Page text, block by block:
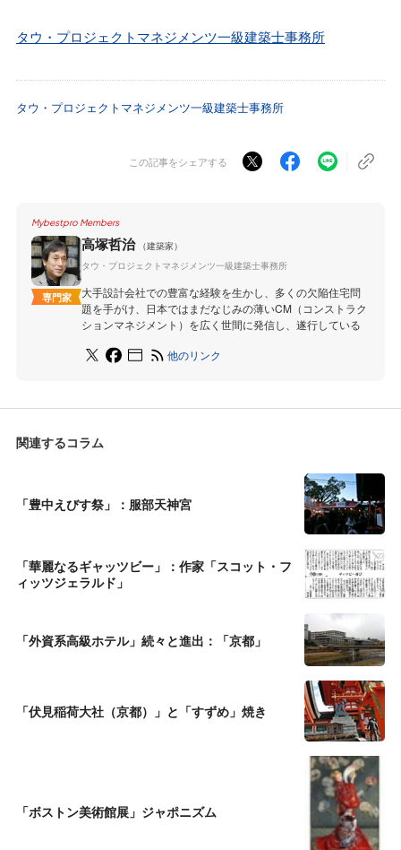
タウ・プロジェクトマネジメンツ一級建築士事務所
タウ・プロジェクトマネジメンツ一級建築士事務所
この記事をシェアする
Mybestpro Members
専門家
高塚哲治
（建築家）
タウ・プロジェクトマネジメンツ一級建築士事務所
大手設計会社での豊富な経験を生かし、多くの欠陥住宅問
題を手がけ、日本ではまだなじみの薄いCM（コンストラク
ションマネジメント）を広く世間に発信し、遂行している
他のリンク
関連するコラム
「豊中えびす祭」：服部天神宮
「華麗なるギャッツビー」：作家「スコット・フ
ィッツジェラルド」
「外資系高級ホテル」続々と進出：「京都」
「伏見稲荷大社（京都）」と「すずめ」焼き
「ボストン美術館展」ジャポニズム